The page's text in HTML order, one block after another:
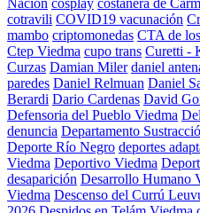
Nación cosplay costanera de
cotravili COVID19 vacunación
mambo criptomonedas CTA de
Ctep Viedma cupo trans Curetti -
Curzas Damian Miler daniel
paredes Daniel Relmuan Daniel
Berardi Dario Cardenas David
Defensoria del Pueblo Viedma
denuncia Departamento
Deporte Río Negro deportes
Viedma Deportivo Viedma
desaparición Desarrollo Humano
Viedma Descenso del Currú